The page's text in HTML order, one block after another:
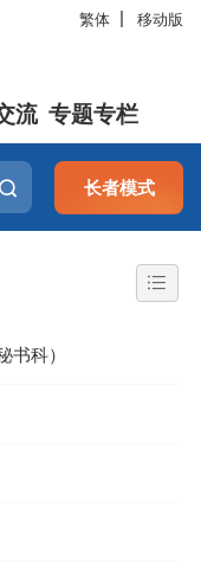
繁体 移动版
流 专题专栏
长者模式
书科）